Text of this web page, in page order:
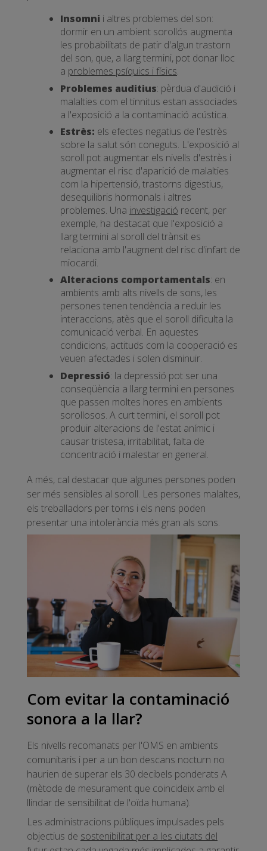
Insomni i altres problemes del son:
dormir en un ambient sorollós augmenta
les probabilitats de patir d'algun trastorn
del son, que, a llarg termini, pot donar lloc
a problemes psíquics i físics.
Problemes auditius: pèrdua d'audició i
malalties com el tinnitus estan associades
a l'exposició a la contaminació acústica.
Estrès: els efectes negatius de l'estrès
sobre la salut són coneguts. L'exposició al
soroll pot augmentar els nivells d'estrès i
augmentar el risc d'aparició de malalties
com la hipertensió, trastorns digestius,
desequilibris hormonals i altres
problemes. Una investigació recent, per
exemple, ha destacat que l'exposició a
llarg termini al soroll del trànsit es
relaciona amb l'augment del risc d'infart de
miocardi.
Alteracions comportamentals: en
ambients amb alts nivells de sons, les
persones tenen tendència a reduir les
interaccions, atès que el soroll dificulta la
comunicació verbal. En aquestes
condicions, actituds com la cooperació es
veuen afectades i solen disminuir.
Depressió: la depressió pot ser una
conseqüència a llarg termini en persones
que passen moltes hores en ambients
sorollosos. A curt termini, el soroll pot
produir alteracions de l'estat anímic i
causar tristesa, irritabilitat, falta de
concentració i malestar en general.
A més, cal destacar que algunes persones poden
ser més sensibles al soroll. Les persones malaltes,
els treballadors per torns i els nens poden
presentar una intolerància més gran als sons.
Com evitar la contaminació
sonora a la llar?
Els nivells recomanats per l'OMS en ambients
comunitaris i per a un bon descans nocturn no
haurien de superar els 30 decibels ponderats A
(mètode de mesurament que coincideix amb el
llindar de sensibilitat de l'oïda humana).
Les administracions públiques impulsades pels
objectius de sostenibilitat per a les ciutats del